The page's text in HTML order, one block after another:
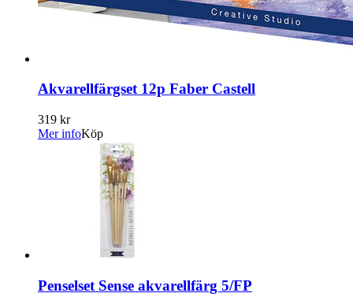
Akvarellfärgset 12p Faber Castell
319 kr
Mer infoKöp
Penselset Sense akvarellfärg 5/FP